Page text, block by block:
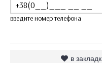
введите номер телефона
в